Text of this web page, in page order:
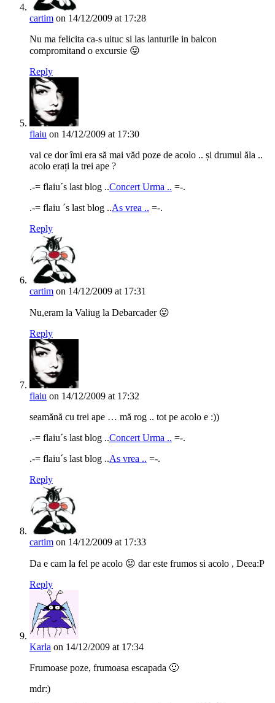
cartim on 14/12/2009 at 17:28
Nu ma felicita ca-s uituc si las lanturile in balcon
compromitand o excursie 😛
Reply
flaiu on 14/12/2009 at 17:30
vai ce dor îmi era să mai văd poze de acolo .. și drumul ăla ..
acolo erați la trei ape ?
.-= flaiu´s last blog ..Concert Urma .. =-.
.-= flaiu ´s last blog ..As vrea .. =-.
Reply
cartim on 14/12/2009 at 17:31
Nu,eram la Valiug la Debarcader 😛
Reply
flaiu on 14/12/2009 at 17:32
seamănă cu trei ape … mă rog .. tot pe acolo e :))
.-= flaiu´s last blog ..Concert Urma .. =-.
.-= flaiu´s last blog ..As vrea .. =-.
Reply
cartim on 14/12/2009 at 17:33
Da e cam la fel pe acolo 😛 dar este frumos si acolo , Deea:P
Reply
Karla on 14/12/2009 at 17:34
Frumoase poze, frumoasa escapada 🙂
mdr:)